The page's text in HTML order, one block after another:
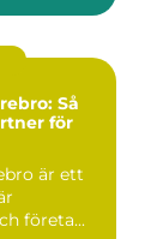
Så
för
är ett
företa...